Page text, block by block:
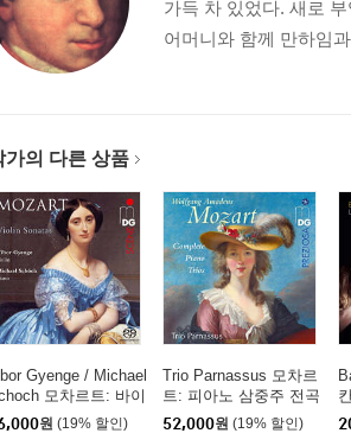
가득 차 있었다. 새로
어머니와 함께 만하임
가의 다른 상품
Gyenge / Michael
모차르트: 바이
소나타집 (Mozart:
Sonatas) [SACD
원 (19% 할인)
Trio Parnassus 모차르
트: 피아노 삼중주 전곡
(Mozart: Complete Pia
no Trios)
52,000원 (19% 할인)